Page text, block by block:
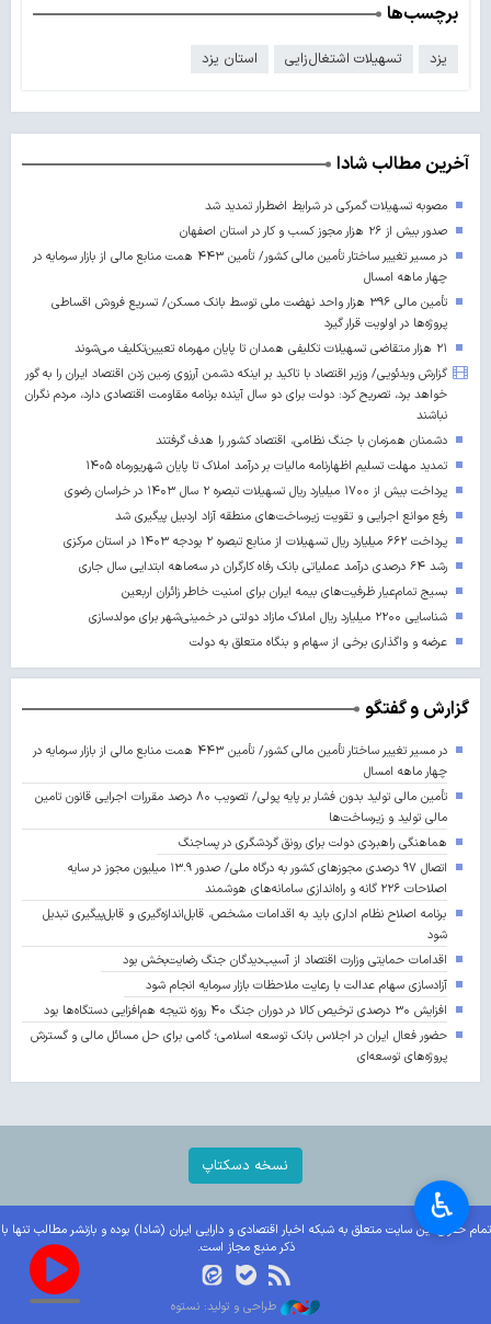
برچسب‌ها
یزد تسهیلات اشتغال‌زایی استان یزد
آخرین مطالب شادا
مصوبه تسهیلات گمرکی در شرایط اضطرار تمدید شد
صدور بیش از ۲۶ هزار مجوز کسب‌ و کار در استان اصفهان
در مسیر تغییر ساختار تأمین مالی کشور/ تأمین ۴۴۳ همت منابع مالی از بازار سرمایه در
چهار ماهه امسال
تأمین مالی ۳۹۶ هزار واحد نهضت ملی توسط بانک مسکن/ تسریع فروش اقساطی
پروژه‌ها در اولویت قرار گیرد
۲۱ هزار متقاضی تسهیلات تکلیفی همدان تا پایان مهرماه تعیین‌تکلیف می‌شوند
گزارش ویدئویی/ وزیر اقتصاد با تاکید بر اینکه دشمن آرزوی زمین زدن اقتصاد ایران را به گور
خواهد برد، تصریح کرد: دولت برای دو سال آینده برنامه مقاومت اقتصادی دارد، مردم نگران
نباشند
دشمنان همزمان با جنگ نظامی، اقتصاد کشور را هدف گرفتند
تمدید مهلت تسلیم اظهارنامه مالیات بر درآمد املاک تا پایان شهریورماه ۱۴۰۵
پرداخت بیش از ۱۷۰۰ میلیارد ریال تسهیلات تبصره ۲ سال ۱۴۰۳ در خراسان رضوی
رفع موانع اجرایی و تقویت زیرساخت‌های منطقه آزاد اردبیل پیگیری شد
پرداخت ۶۶۲ میلیارد ریال تسهیلات از منابع تبصره ۲ بودجه ۱۴۰۳ در استان مرکزی
رشد ۶۴ درصدی درآمد عملیاتی بانک رفاه کارگران در سه‌ماهه ابتدایی سال جاری
بسیج تمام‌عیار ظرفیت‌های بیمه ایران برای امنیت خاطر زائران اربعین
شناسایی ۲۲۰۰ میلیارد ریال املاک مازاد دولتی در خمینی‌شهر برای مولدسازی
عرضه و واگذاری برخی از سهام و بنگاه متعلق به دولت
گزارش و گفتگو
در مسیر تغییر ساختار تأمین مالی کشور/ تأمین ۴۴۳ همت منابع مالی از بازار سرمایه در
چهار ماهه امسال
تأمین مالی تولید بدون فشار بر پایه پولی/ تصویب ۸۰ درصد مقررات اجرایی قانون تامین
مالی تولید و زیرساخت‌ها
هماهنگی راهبردی دولت برای رونق گردشگری در پساجنگ
اتصال ۹۷ درصدی مجوزهای کشور به درگاه ملی/ صدور ۱۳.۹ میلیون مجوز در سایه
اصلاحات ۲۲۶ گانه و راه‌اندازی سامانه‌های هوشمند
برنامه اصلاح نظام اداری باید به اقدامات مشخص، قابل‌اندازه‌گیری و قابل‌پیگیری تبدیل
شود
اقدامات حمایتی وزارت اقتصاد از آسیب‌دیدگان جنگ رضایت‌بخش بود
آزادسازی سهام عدالت با رعایت ملاحظات بازار سرمایه انجام شود
افزایش ۳۰ درصدی ترخیص کالا در دوران جنگ ۴۰ روزه نتیجه هم‌افزایی دستگاه‌ها بود
حضور فعال ایران در اجلاس بانک توسعه اسلامی؛ گامی برای حل مسائل مالی و گسترش
پروژه‌های توسعه‌ای
نسخه دسکتاپ
تمام حقوق این سایت متعلق به شبکه اخبار اقتصادی و دارایی ایران (شادا) بوده و بازنشر مطالب تنها با
ذکر منبع مجاز است.
طراحی و تولید: نستوه
♿︎